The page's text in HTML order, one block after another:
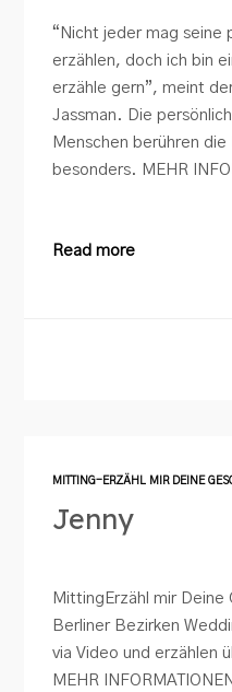
“Nicht jeder mag seine
erzählen, doch ich bin
erzähle gern”, meint
Jassman. Die
Menschen berühren
besonders. MEHR
Read more
MITTING-ERZÄHL MIR DEINE
Jenny
MittingErzähl mir Deine
Berliner Bezirken
via Video und erzählen
MEHR